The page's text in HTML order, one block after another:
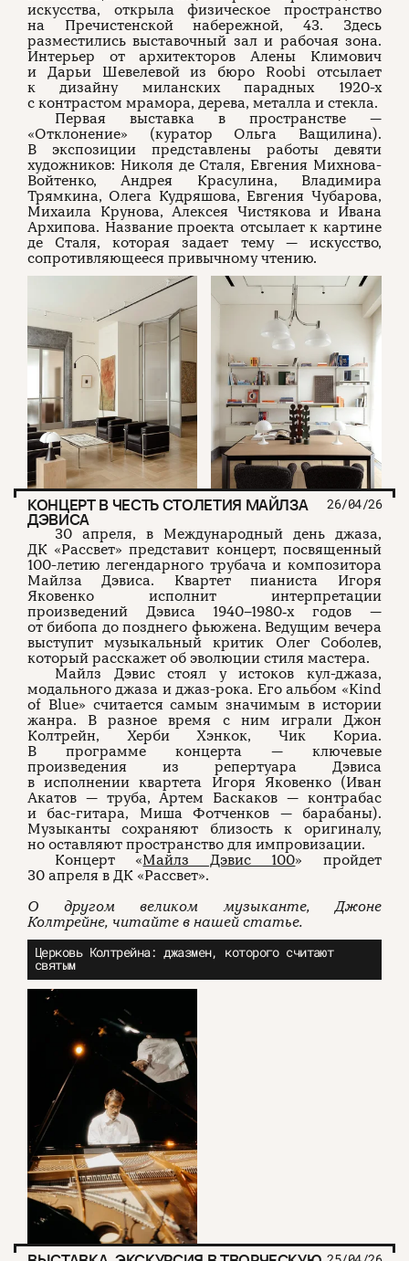
искусства, открыла физическое пространство
на Пречистенской набережной, 43. Здесь
разместились выставочный зал и рабочая зона.
Интерьер от архитекторов Алены Климович
и Дарьи Шевелевой из бюро Roobi отсылает
к дизайну миланских парадных 1920-х
с контрастом мрамора, дерева, металла и стекла.
Первая выставка в пространстве —
«Отклонение» (куратор Ольга Ващилина).
В экспозиции представлены работы девяти
художников: Николя де Сталя, Евгения Михнова-
Войтенко, Андрея Красулина, Владимира
Трямкина, Олега Кудряшова, Евгения Чубарова,
Михаила Крунова, Алексея Чистякова и Ивана
Архипова. Название проекта отсылает к картине
де Сталя, которая задает тему — искусство,
сопротивляющееся привычному чтению.
КОНЦЕРТ В ЧЕСТЬ СТОЛЕТИЯ МАЙЛЗА
ДЭВИСА
26/04/26
30 апреля, в Международный день джаза,
ДК «Рассвет» представит концерт, посвященный
100-летию легендарного трубача и композитора
Майлза Дэвиса. Квартет пианиста Игоря
Яковенко исполнит интерпретации
произведений Дэвиса 1940–1980‑х годов —
от бибопа до позднего фьюжена. Ведущим вечера
выступит музыкальный критик Олег Соболев,
который расскажет об эволюции стиля мастера.
Майлз Дэвис стоял у истоков кул-джаза,
модального джаза и джаз-рока. Его альбом «Kind
of Blue» считается самым значимым в истории
жанра. В разное время с ним играли Джон
Колтрейн, Херби Хэнкок, Чик Кориа.
В программе концерта — ключевые
произведения из репертуара Дэвиса
в исполнении квартета Игоря Яковенко (Иван
Акатов — труба, Артем Баскаков — контрабас
и бас-гитара, Миша Фотченков — барабаны).
Музыканты сохраняют близость к оригиналу,
но оставляют пространство для импровизации.
Концерт «Майлз Дэвис 100» пройдет
30 апреля в ДК «Рассвет».
О другом великом музыканте, Джоне
Колтрейне, читайте в нашей статье.
Церковь Колтрейна: джазмен, которого считают
святым